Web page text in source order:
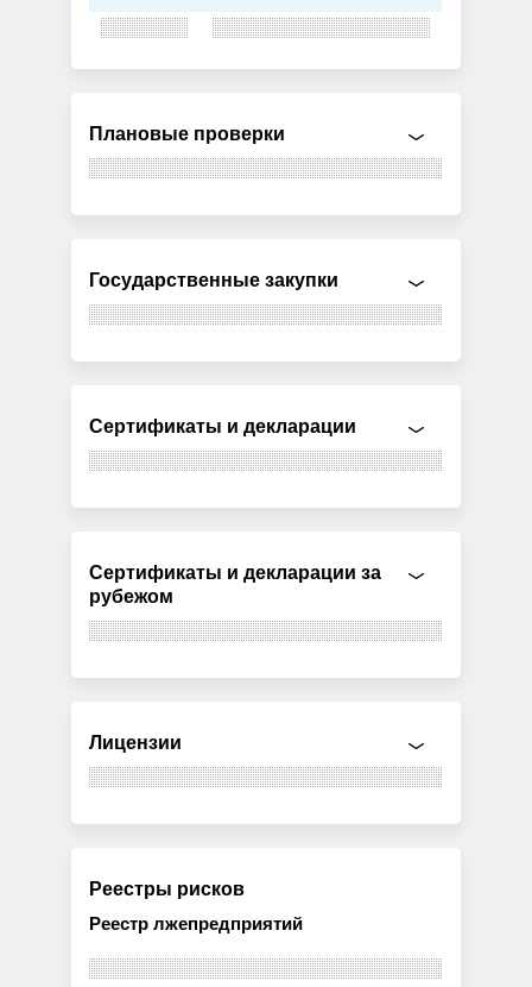
Плановые проверки
Государственные закупки
Сертификаты и декларации
Сертификаты и декларации за
рубежом
Лицензии
Реестры рисков
Реестр лжепредприятий